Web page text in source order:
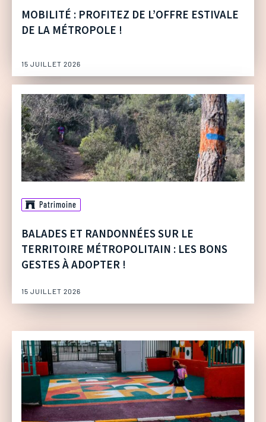
MOBILITÉ : PROFITEZ DE L’OFFRE ESTIVALE
DE LA MÉTROPOLE !
15 JUILLET 2026
Patrimoine
BALADES ET RANDONNÉES SUR LE
TERRITOIRE MÉTROPOLITAIN : LES BONS
GESTES À ADOPTER !
15 JUILLET 2026